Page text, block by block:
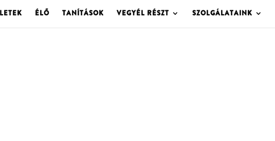
ÉLŐ TANÍTÁSOK VEGYÉL RÉSZT SZOLGÁLATAINK